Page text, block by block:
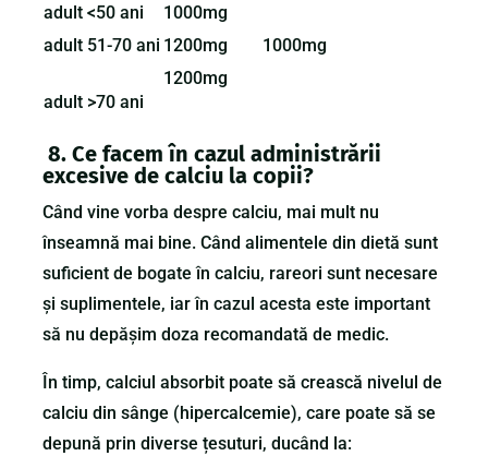
adult <50 ani
1000mg
adult 51-70 ani 1200mg 1000mg
adult >70 ani
1200mg
8.Ce facem în cazul administrării
excesive de calciu la copii?
Când vine vorba despre calciu, mai mult nu
înseamnă mai bine. Când alimentele din dietă sunt
suficient de bogate în calciu, rareori sunt necesare
și suplimentele, iar în cazul acesta este important
să nu depășim doza recomandată de medic.
În timp, calciul absorbit poate să crească nivelul de
calciu din sânge (hipercalcemie), care poate să se
depună prin diverse țesuturi, ducând la: